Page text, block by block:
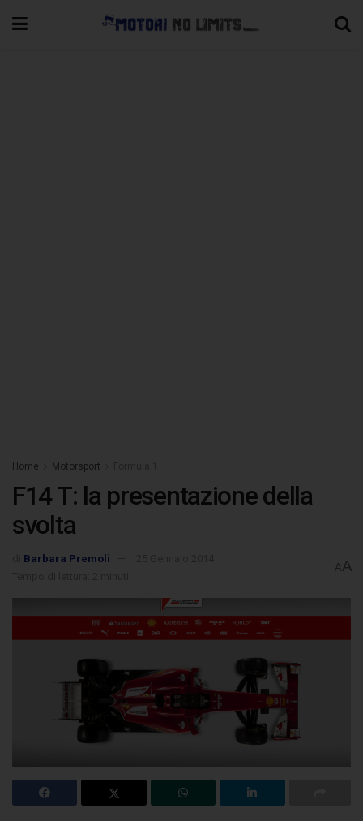
Home Motorsport
F14 T: la presentazione della
svolta
Barbara Premoli
AA